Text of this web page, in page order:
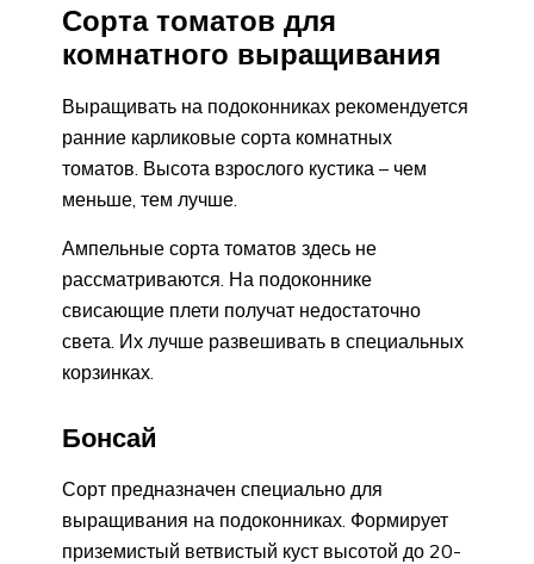
Сорта томатов для
комнатного выращивания
Выращивать на подоконниках рекомендуется
ранние карликовые сорта комнатных
томатов. Высота взрослого кустика – чем
меньше, тем лучше.
Ампельные сорта томатов здесь не
рассматриваются. На подоконнике
свисающие плети получат недостаточно
света. Их лучше развешивать в специальных
корзинках.
Бонсай
Сорт предназначен специально для
выращивания на подоконниках. Формирует
приземистый ветвистый куст высотой до 20-